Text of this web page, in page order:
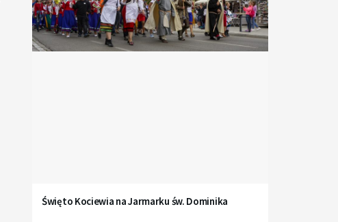
Święto Kociewia na Jarmarku św. Dominika